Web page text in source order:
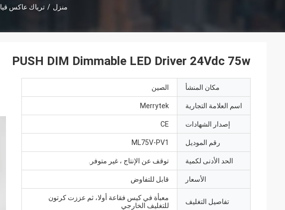
منزل / ترياك عاكس
PUSH DIM Dimmable LED Driver 24Vdc 75w
مكان المنشأ الصين
اسم العلامة التجارية Merrytek
إصدار الشهادات CE
رقم الموديل ML75V-PV1
الحد الأدنى لكمية توقف عن الإنتاج ، غير متوفر.
الأسعار قابل للتفاوض
تفاصيل التغليف
معبأة في كيس فقاعة أولا، ثم عززت كرتون
للتغليف الخارجي